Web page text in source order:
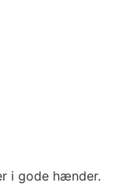
i gode hænder.